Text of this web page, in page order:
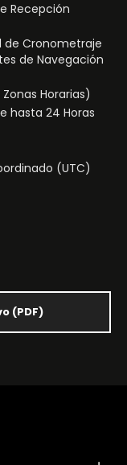
Recepción
de Cronometraje
de Navegación
Horarias)
hasta 24 Horas
(UTC)
(PDF)